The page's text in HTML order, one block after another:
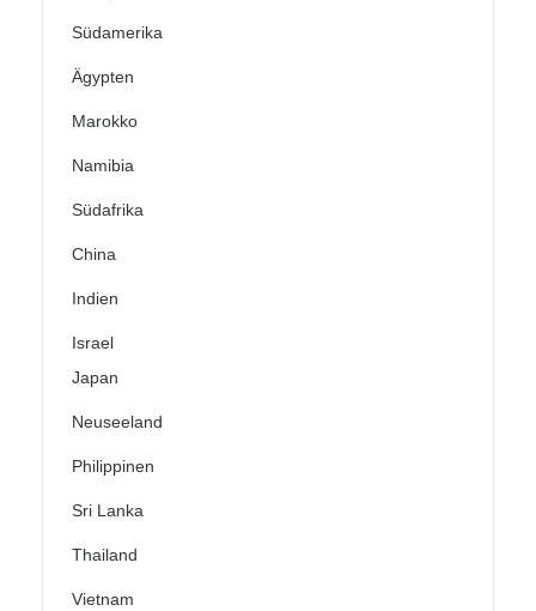
Südamerika
Ägypten
Marokko
Namibia
Südafrika
China
Indien
Israel
Japan
Neuseeland
Philippinen
Sri Lanka
Thailand
Vietnam